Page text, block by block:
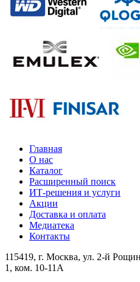
Главная
О нас
Каталог
Расширенный поиск
ИТ-решения и услуги
Акции
Доставка и оплата
Медиатека
Контакты
115419, г. Москва, ул. 2-й
1, ком. 10-11А